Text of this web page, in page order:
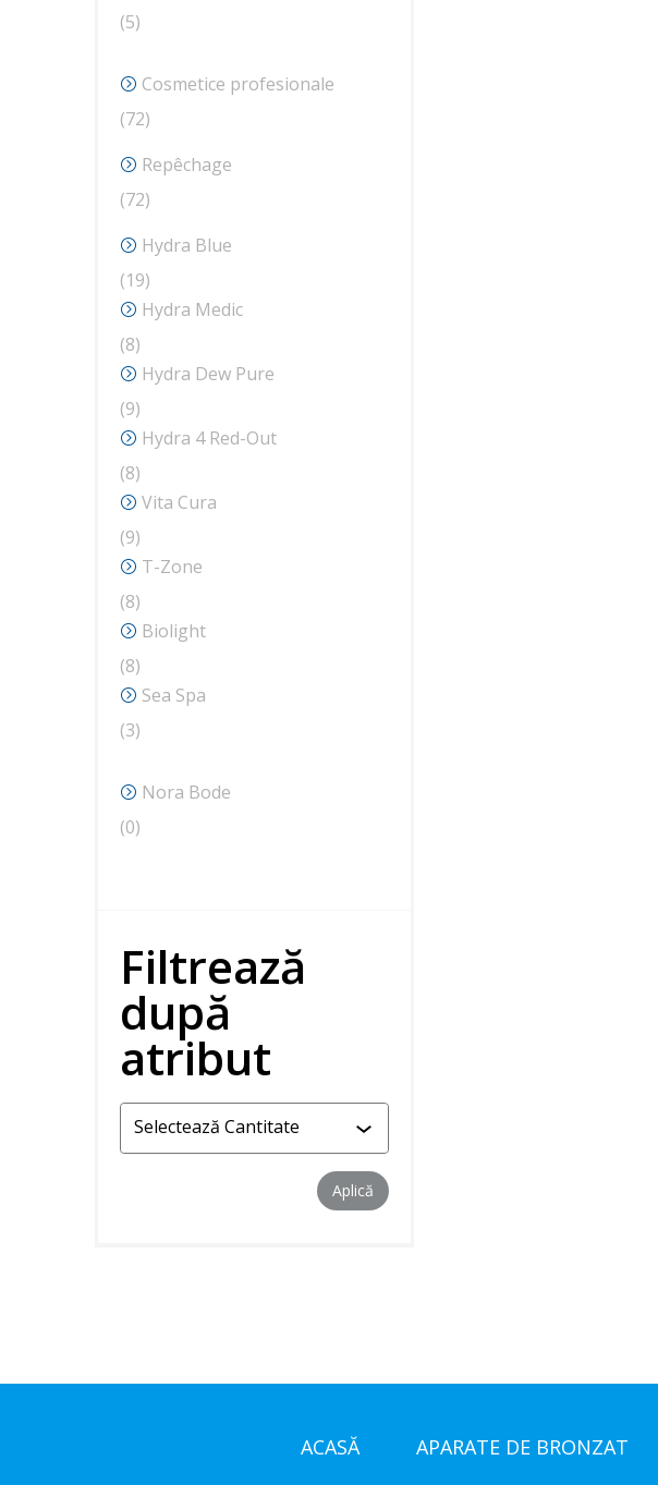
55
Cosmetice profesionale
7272
produse
Repêchage
7272
produse
Hydra Blue
1919
produse
Hydra Medic
88
produse
Hydra Dew Pure
99
produse
Hydra 4 Red-Out
88
produse
Vita Cura
99
produse
T-Zone
88
produse
Biolight
88
produse
Sea Spa
33
Nora Bode
00
Filtrează
după
atribut
AplicăAplică filtrul
ACASĂ APARATE DE BRONZAT